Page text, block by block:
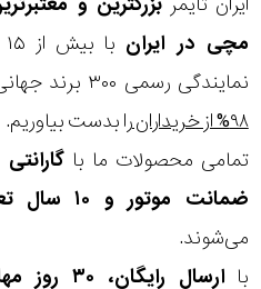
مچی در ایران
نمایندگی رسمی ۳۰۰ برند جهانی است و توانسته ایم
۹۸% از خریداران
را بدست بیاوریم.
تمامی محصولات ما با
ضمانت موتور و ۱۰ سال تعویض رایگان باتری
می‌شوند.
با
ارسال